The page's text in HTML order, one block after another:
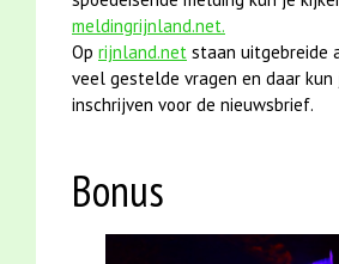
meldingrijnland.net.
Op rijnland.net staan uitgebreide
veel gestelde vragen en daar kun
inschrijven voor de nieuwsbrief.
Bonus